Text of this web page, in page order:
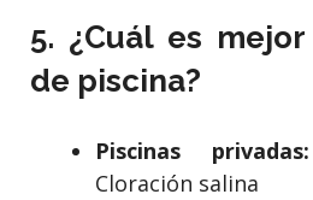
5. ¿Cuál es
de piscina?
Piscinas privadas:
Cloración salina